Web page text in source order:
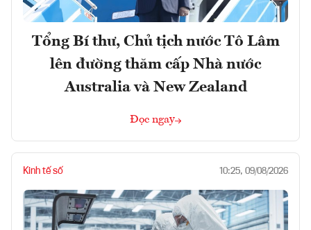
Tổng Bí thư, Chủ tịch nước Tô Lâm
lên đường thăm cấp Nhà nước
Australia và New Zealand
Đọc ngay
Kinh tế số 10:25, 09/08/2026